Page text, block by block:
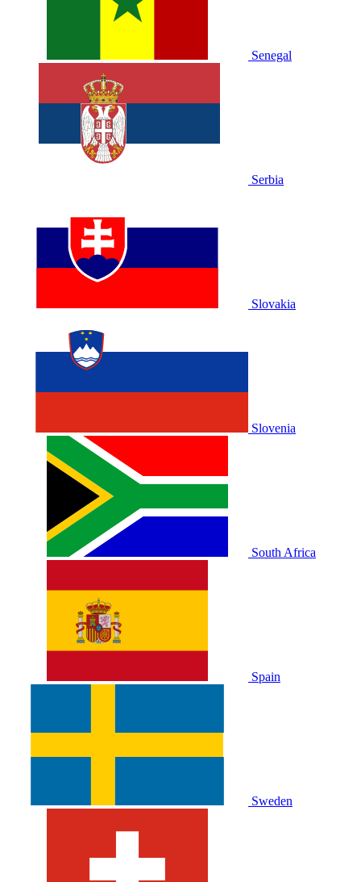
Senegal
Serbia
Slovakia
Slovenia
South Africa
Spain
Sweden